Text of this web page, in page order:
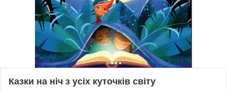
Казки на ніч з усіх куточків світу